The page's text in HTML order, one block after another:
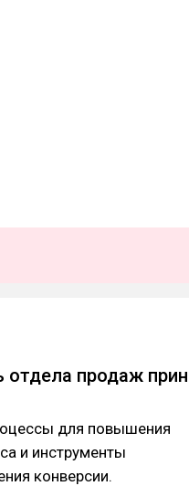
продаж
для повышения
и инструменты
конверсии.